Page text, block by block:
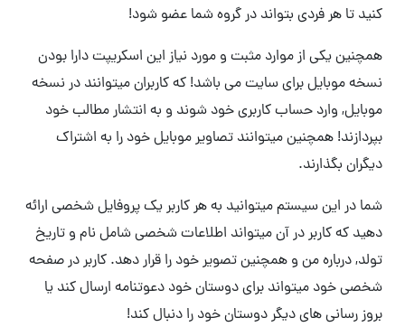
کنید تا هر فردی بتواند در گروه شما عضو شود!
همچنین یکی از موارد مثبت و مورد نیاز این اسکریپت دارا بودن
نسخه موبایل برای سایت می باشد! که کاربران میتوانند در نسخه
موبایل, وارد حساب کاربری خود شوند و به انتشار مطالب خود
بپردازند! همچنین میتوانند تصاویر موبایل خود را به اشتراک
دیگران بگذارند.
شما در این سیستم میتوانید به هر کاربر یک پروفایل شخصی ارائه
دهید که کاربر در آن میتواند اطلاعات شخصی شامل نام و تاریخ
تولد, درباره من و همچنین تصویر خود را قرار دهد. کاربر در صفحه
شخصی خود میتواند برای دوستان خود دعوتنامه ارسال کند یا
بروز رسانی های دیگر دوستان خود را دنبال کند!